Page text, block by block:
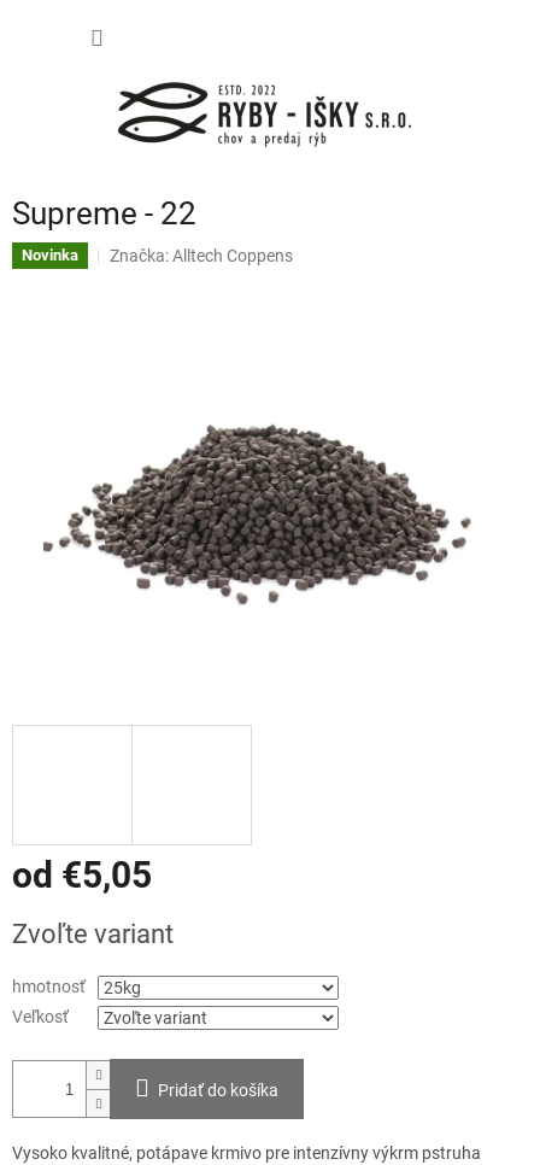
Supreme - 22
Novinka Značka:Alltech Coppens
od €5,05
cena:
Zvoľte variant
hmotnosť
Veľkosť
Pridať do košíka
Vysoko kvalitné, potápave krmivo pre intenzívny výkrm pstruha